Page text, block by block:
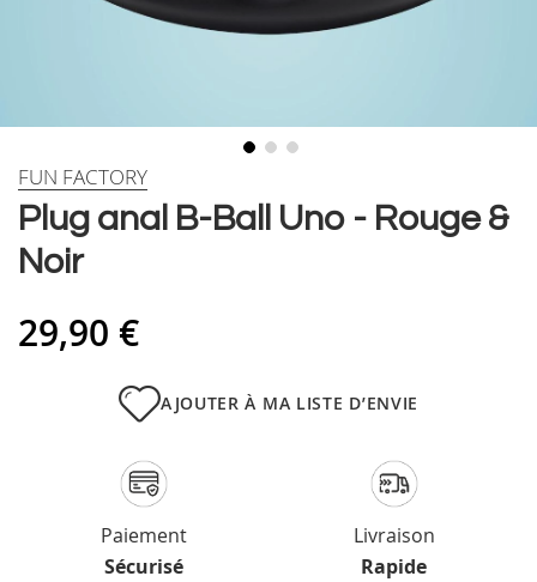
Skip
the
beginning
images
gallery
Plug anal B-Ball Uno - Rouge &
Noir
FUN FACTORY
29,90 €
AJOUTER À MA LISTE D’ENVIE
Paiement
Sécurisé
Livraison
Rapide